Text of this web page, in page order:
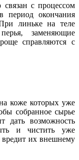
с процессом
период окончания
линьке на теле
заменяющие
справляются с
коже которых уже
собранное сырье
дать возможность
и чистить уже
их внешнему